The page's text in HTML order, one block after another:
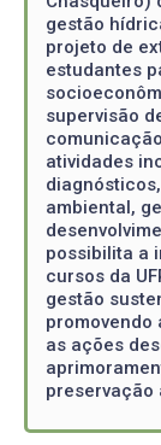
gestão
projeto de
estudantes
supervisão
atividades
ambiental,
possibilita a
cursos da
gestão
promovendo
as ações
preservação